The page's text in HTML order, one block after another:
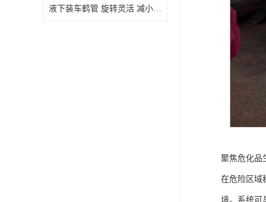
液下装车鹤管 旋转灵活 减小压力损失
聚焦危化品
在危险区域
境。系统可